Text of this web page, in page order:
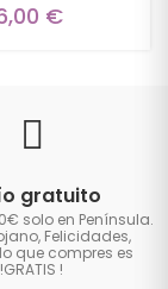
€
gratuito
solo en Península.
Felicidades,
que compres es
!GRATIS !